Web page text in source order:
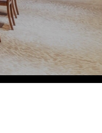
Park
Turon
Grand
文化娱乐活动
Grand